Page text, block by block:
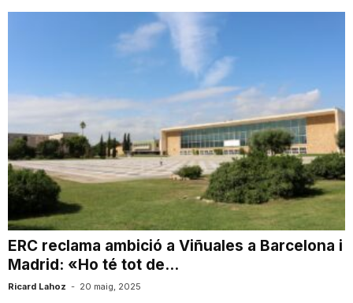
ERC reclama ambició a Viñuales a Barcelona i
Madrid: «Ho té tot de...
Ricard Lahoz - 20 maig, 2025